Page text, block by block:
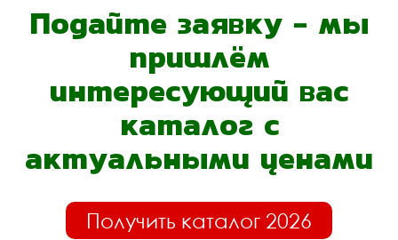
Подайте заявку - мы
пришлём
интересующий вас
каталог с
актуальными ценами
Получить каталог 2026